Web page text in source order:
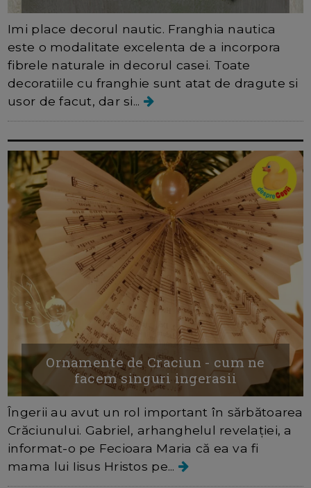
Imi place decorul nautic. Franghia nautica
este o modalitate excelenta de a incorpora
fibrele naturale in decorul casei. Toate
decoratiile cu franghie sunt atat de dragute si
usor de facut, dar si...
Ornamente de Craciun - cum ne
facem singuri ingerasii
Îngerii au avut un rol important în sărbătoarea
Crăciunului. Gabriel, arhanghelul revelației, a
informat-o pe Fecioara Maria că ea va fi
mama lui Iisus Hristos pe...